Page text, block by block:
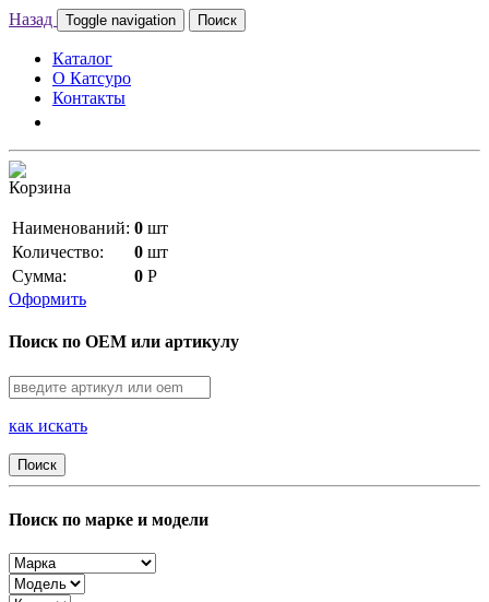
Назад Toggle navigation Поиск
Каталог
О Катсуро
Контакты
Корзина
Наименований: 0 шт
Количество:
0 шт
Сумма:
0 Р
Оформить
Поиск по OEM или артикулу
как искать
Поиск
Поиск по марке и модели